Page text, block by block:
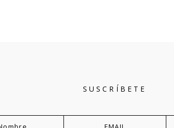
SUSCRÍBETE